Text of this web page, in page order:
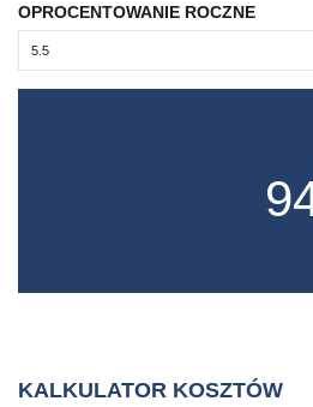
OPROCENTOWANIE ROCZNE
KALKULATOR KOSZTÓW